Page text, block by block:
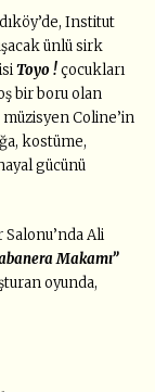
Institut
ünlü sirk
Toyo !çocukları
bir boru olan
Coline’in
kostüme,
gücünü
Salonu’nda Ali
Makamı”
oyunda,